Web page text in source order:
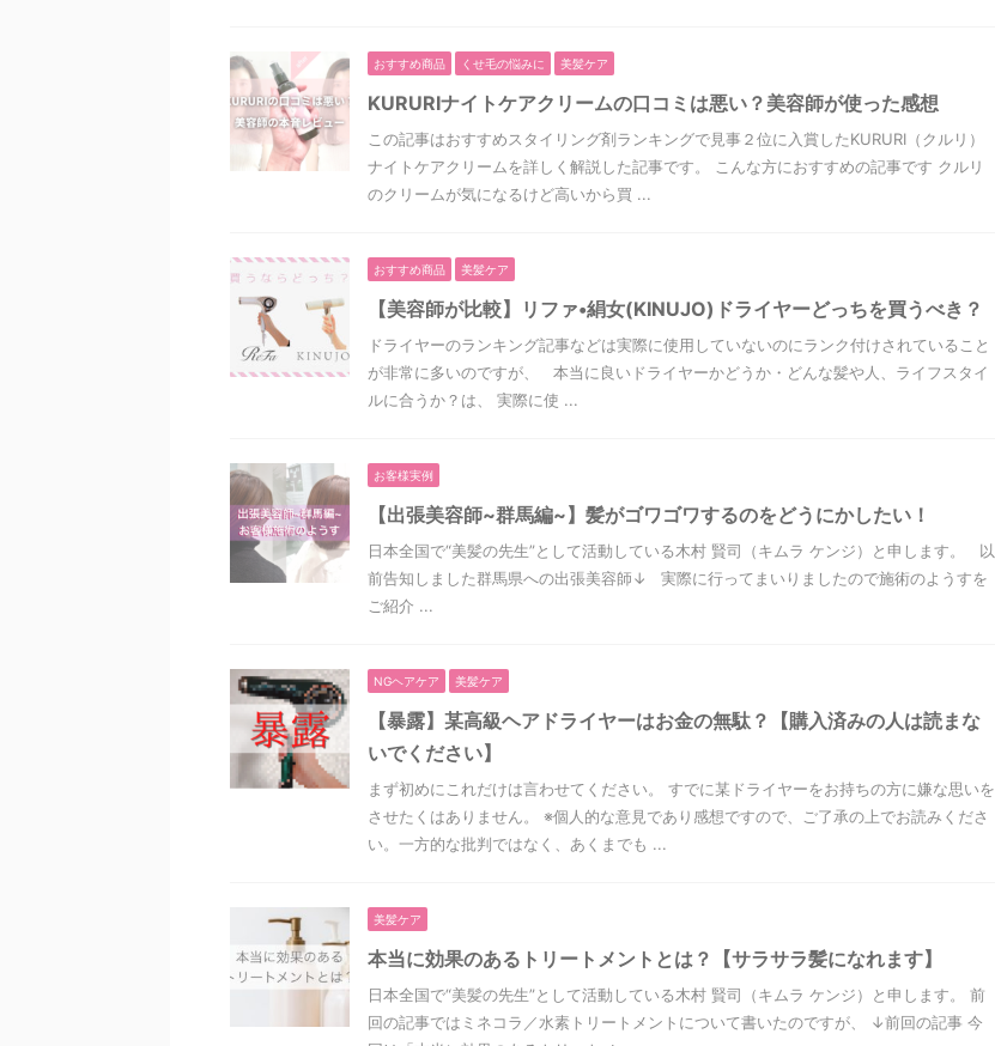
おすすめ商品 くせ毛の悩みに 美髪ケア
KURURIナイトケアクリームの口コミは悪い？美容師が使った感想
この記事はおすすめスタイリング剤ランキングで見事２位に入賞したKURURI（クルリ）
ナイトケアクリームを詳しく解説した記事です。 こんな方におすすめの記事です クルリ
のクリームが気になるけど高いから買 ...
おすすめ商品 美髪ケア
【美容師が比較】リファ•絹女(KINUJO)ドライヤーどっちを買うべき？
ドライヤーのランキング記事などは実際に使用していないのにランク付けされていること
が非常に多いのですが、 本当に良いドライヤーかどうか・どんな髪や人、ライフスタイ
ルに合うか？は、 実際に使 ...
お客様実例
【出張美容師~群馬編~】髪がゴワゴワするのをどうにかしたい！
日本全国で“美髪の先生”として活動している木村 賢司（キムラ ケンジ）と申します。 以
前告知しました群馬県への出張美容師↓ 実際に行ってまいりましたので施術のようすを
ご紹介 ...
NGヘアケア 美髪ケア
【暴露】某高級ヘアドライヤーはお金の無駄？【購入済みの人は読まな
いでください】
まず初めにこれだけは言わせてください。 すでに某ドライヤーをお持ちの方に嫌な思いを
させたくはありません。 ※個人的な意見であり感想ですので、ご了承の上でお読みくださ
い。一方的な批判ではなく、あくまでも ...
美髪ケア
本当に効果のあるトリートメントとは？【サラサラ髪になれます】
日本全国で“美髪の先生”として活動している木村 賢司（キムラ ケンジ）と申します。 前
回の記事ではミネコラ／水素トリートメントについて書いたのですが、 ↓前回の記事 今